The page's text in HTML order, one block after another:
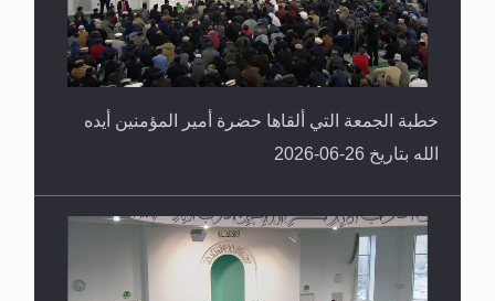
خطبة الجمعة التي ألقاها حضرة أمير المؤمنين أيده
الله بتاريخ 26-06-2026